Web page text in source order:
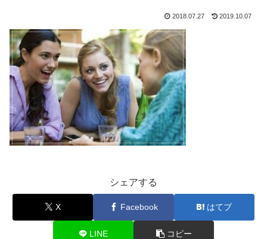
2018.07.27 2019.10.07
シェアする
X Facebook はてブ
LINE コピー